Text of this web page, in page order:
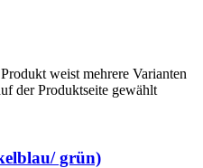
weist mehrere Varianten
der Produktseite gewählt
grün)